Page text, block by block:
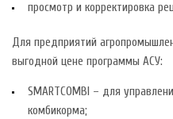
просмотр и корректировка
Для предприятий
выгодной цене программы АСУ:
SMARTCOMBI – для
комбикорма;